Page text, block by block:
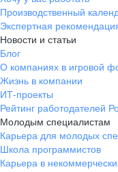
Производственный
Экспертная
Новости и статьи
Блог
О компаниях в игровой
Жизнь в компании
ИТ-проекты
Рейтинг работодателей
Молодым специалистам
Карьера для молодых
Школа программистов
Карьера в